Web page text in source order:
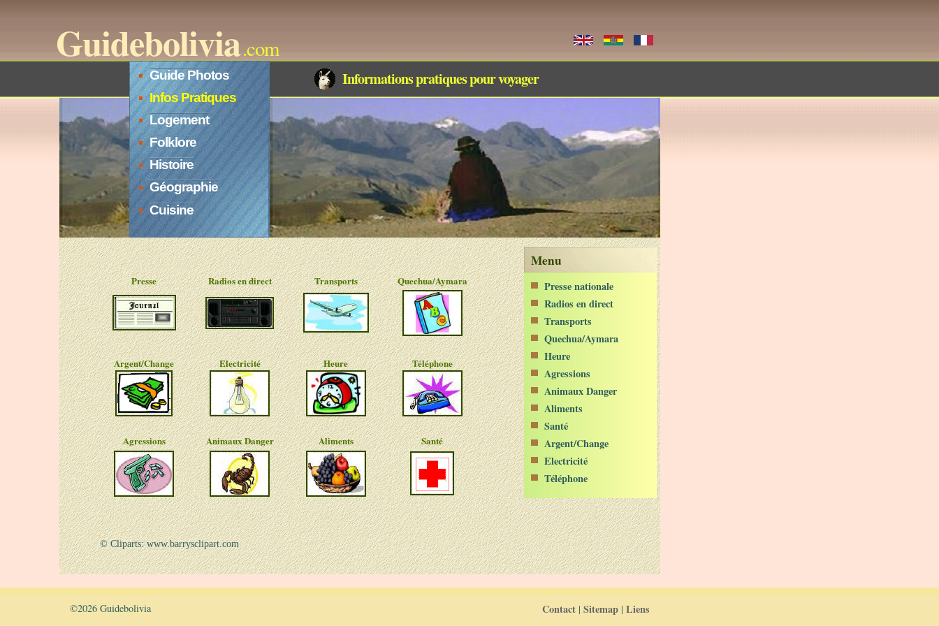
Guidebolivia.com
Informations pratiques pour voyager
Guide Photos
Infos Pratiques
Logement
Folklore
Histoire
Géographie
Cuisine
Presse Radios en direct Transports Quechua/Aymara
Argent/Change Electricité Heure Téléphone
Agressions Animaux Danger Aliments Santé
© Cliparts: www.barrysclipart.com
Menu
Presse nationale
Radios en direct
Transports
Quechua/Aymara
Heure
Agressions
Animaux Danger
Aliments
Santé
Argent/Change
Electricité
Téléphone
©2026 Guidebolivia Contact | Sitemap | Liens